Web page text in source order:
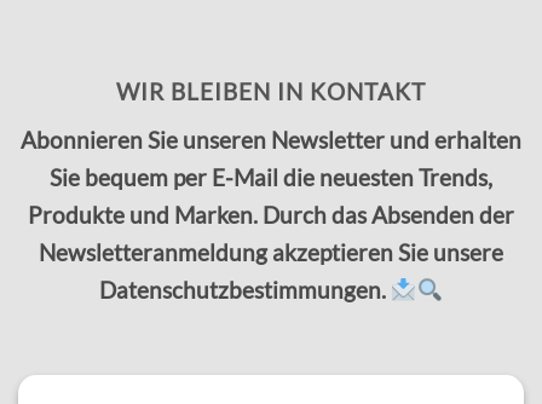
WIR BLEIBEN IN KONTAKT
Abonnieren Sie unseren Newsletter und erhalten
Sie bequem per E-Mail die neuesten Trends,
Produkte und Marken. Durch das Absenden der
Newsletteranmeldung akzeptieren Sie unsere
Datenschutzbestimmungen.